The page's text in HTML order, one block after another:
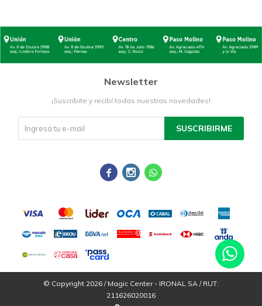
Newsletter
¡Suscribite y recibí todas nuestras novedades!
SUSCRIBIRME
  
© Copyright 2026 / Magic Center - IRONAL SA / RUT:
211626020016